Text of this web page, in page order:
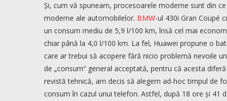
Și, cum vă spuneam, procesoarele moderne sunt din
moderne ale automobilelor. BMW-ul 430i Gran Coupé
un consum mediu de 5,9 l/100 km, însă cel mai
chiar până la 4,0 l/100 km. La fel, Huawei propune o
care ar trebui să acopere fără nicio problemă nevoile
de „consum“ general acceptată, pentru că acesta
revistă tehnică, am decis să alegem ad-hoc timpul de
consum în cazul unui telefon. Astfel, după 18 ore și 41